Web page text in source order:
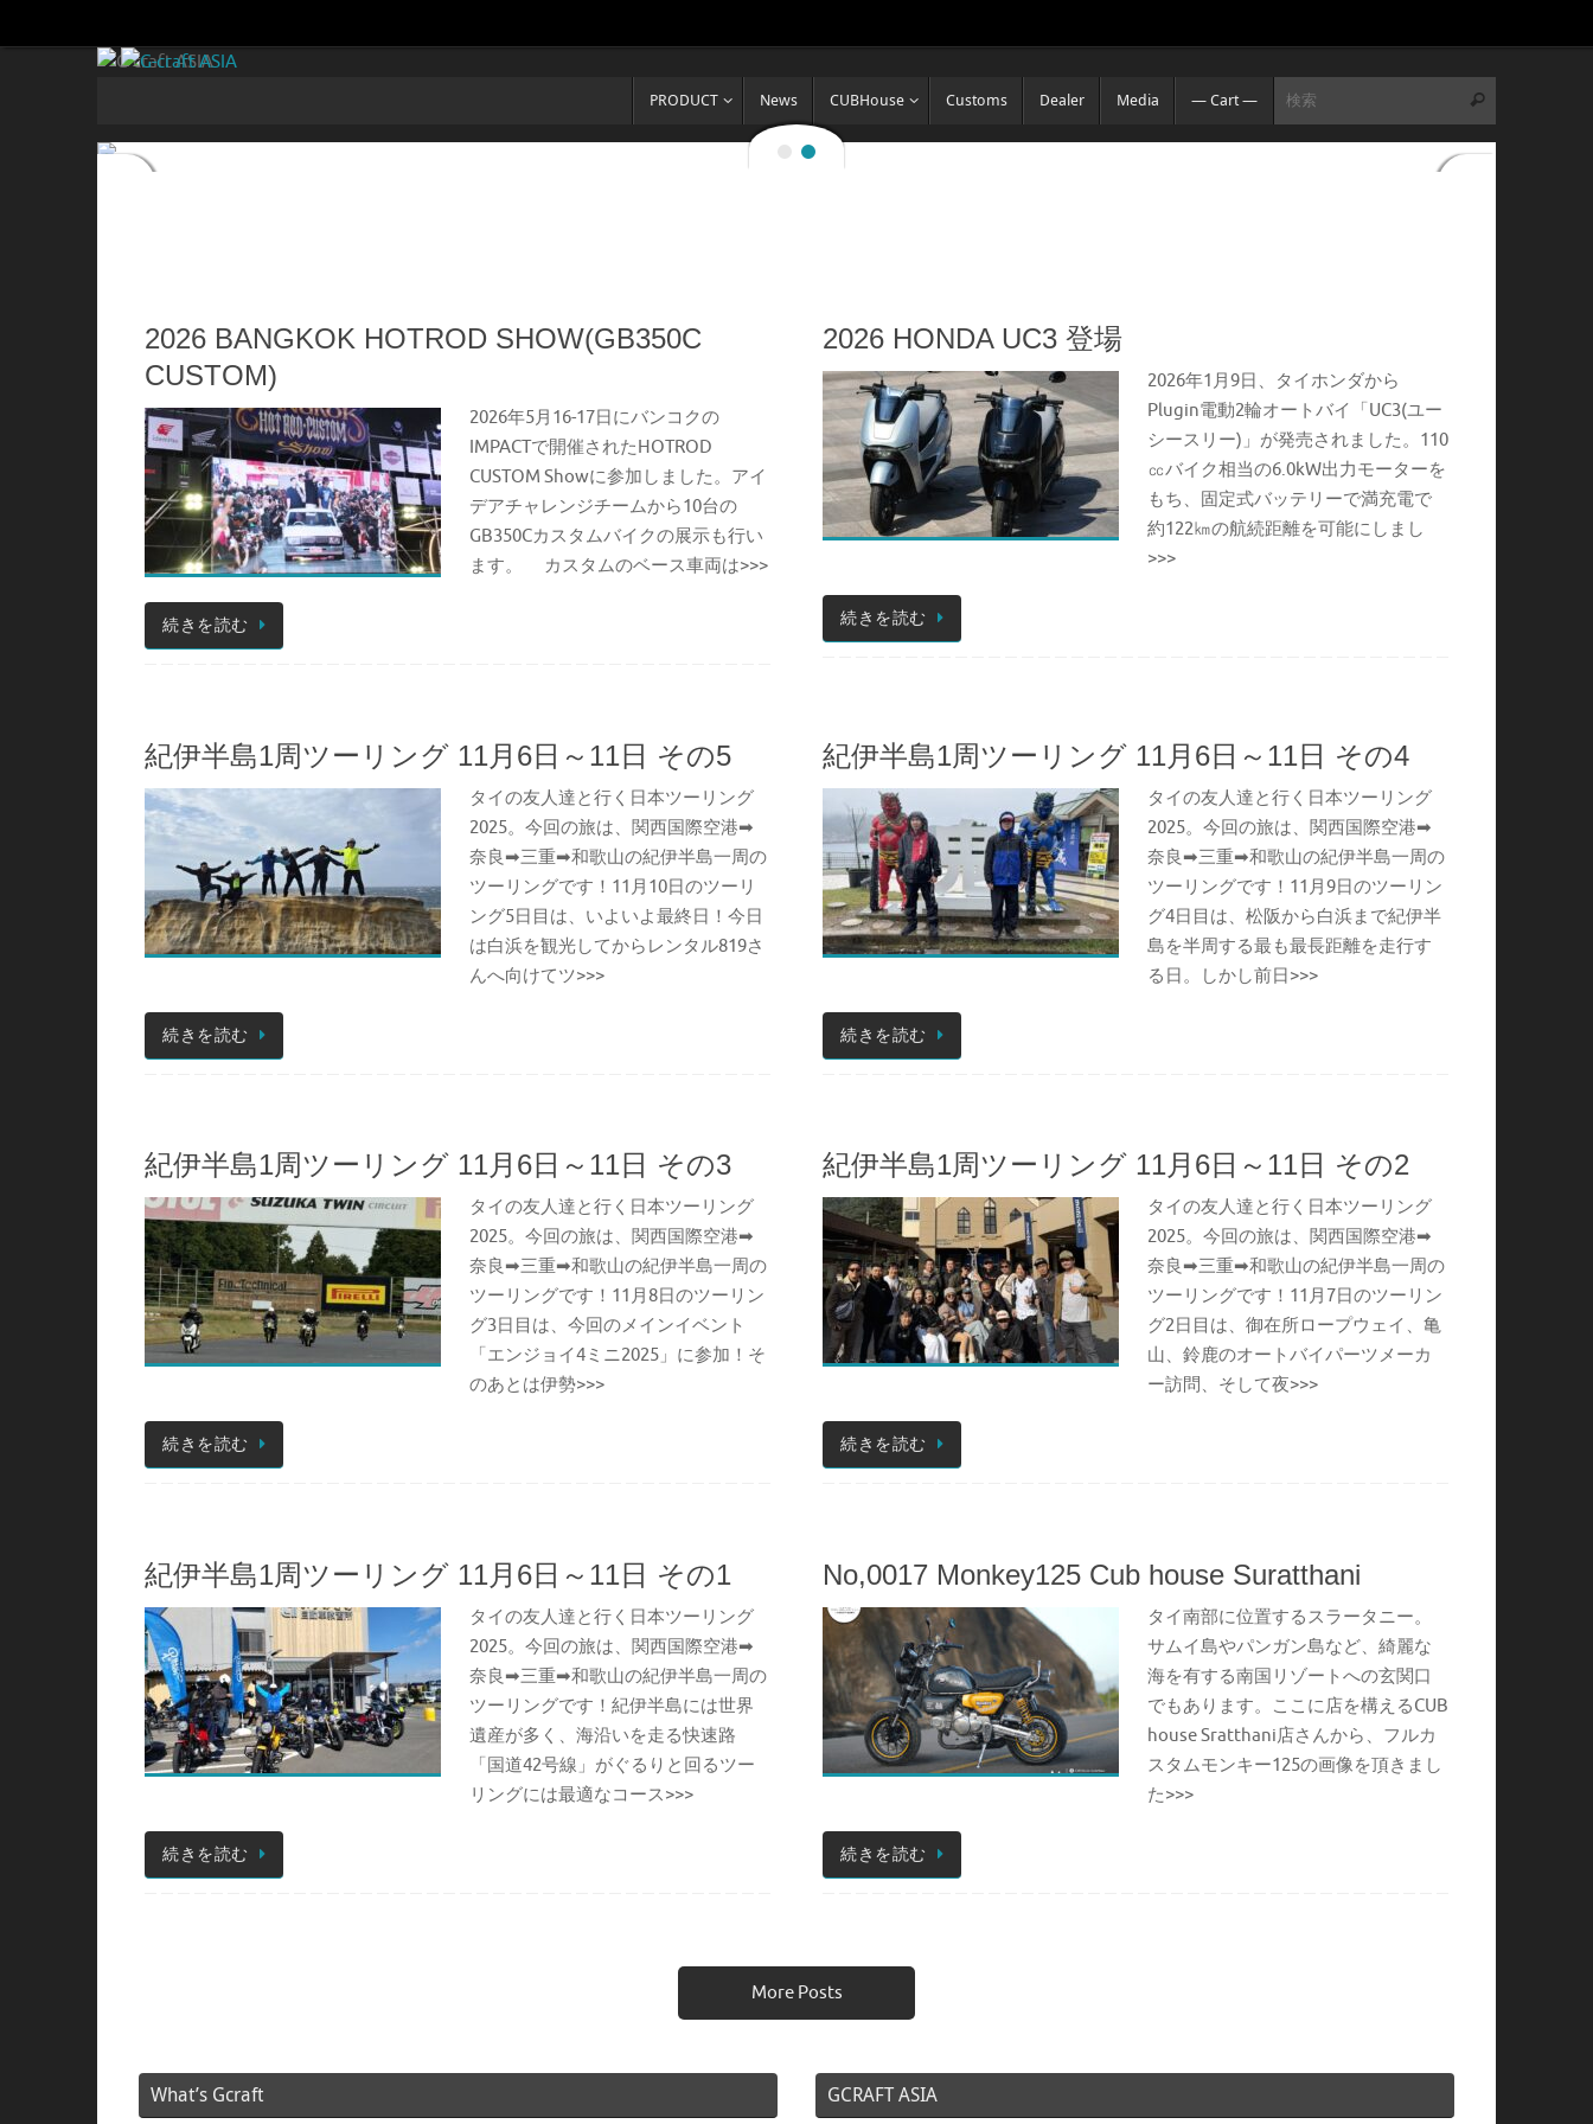
ン
テ
PRODUCT News CUBHouse Customs Dealer Media — Cart — 検索
2026 BANGKOK HOTROD SHOW(GB350C
CUSTOM)
2026年5月16-17日にバンコクの
IMPACTで開催されたHOTROD
CUSTOM Showに参加しました。アイ
デアチャレンジチームから10台の
GB350Cカスタムバイクの展示も行い
ます。 カスタムのベース車両は>>>
続きを読む
2026 HONDA UC3 登場
2026年1月9日、タイホンダから
Plugin電動2輪オートバイ「UC3(ユー
シースリー)」が発売されました。110
㏄バイク相当の6.0kW出力モーターを
もち、固定式バッテリーで満充電で
約122㎞の航続距離を可能にしまし
>>>
続きを読む
紀伊半島1周ツーリング 11月6日～11日 その5
タイの友人達と行く日本ツーリング
2025。今回の旅は、関西国際空港➡
奈良➡三重➡和歌山の紀伊半島一周の
ツーリングです！11月10日のツーリ
ング5日目は、いよいよ最終日！今日
は白浜を観光してからレンタル819さ
んへ向けてツ>>>
続きを読む
紀伊半島1周ツーリング 11月6日～11日 その4
タイの友人達と行く日本ツーリング
2025。今回の旅は、関西国際空港➡
奈良➡三重➡和歌山の紀伊半島一周の
ツーリングです！11月9日のツーリン
グ4日目は、松阪から白浜まで紀伊半
島を半周する最も最長距離を走行す
る日。しかし前日>>>
続きを読む
紀伊半島1周ツーリング 11月6日～11日 その3
タイの友人達と行く日本ツーリング
2025。今回の旅は、関西国際空港➡
奈良➡三重➡和歌山の紀伊半島一周の
ツーリングです！11月8日のツーリン
グ3日目は、今回のメインイベント
「エンジョイ4ミニ2025」に参加！そ
のあとは伊勢>>>
続きを読む
紀伊半島1周ツーリング 11月6日～11日 その2
タイの友人達と行く日本ツーリング
2025。今回の旅は、関西国際空港➡
奈良➡三重➡和歌山の紀伊半島一周の
ツーリングです！11月7日のツーリン
グ2日目は、御在所ロープウェイ、亀
山、鈴鹿のオートバイパーツメーカ
ー訪問、そして夜>>>
続きを読む
紀伊半島1周ツーリング 11月6日～11日 その1
タイの友人達と行く日本ツーリング
2025。今回の旅は、関西国際空港➡
奈良➡三重➡和歌山の紀伊半島一周の
ツーリングです！紀伊半島には世界
遺産が多く、海沿いを走る快速路
「国道42号線」がぐるりと回るツー
リングには最適なコース>>>
続きを読む
No,0017 Monkey125 Cub house Suratthani
タイ南部に位置するスラータニー。
サムイ島やパンガン島など、綺麗な
海を有する南国リゾートへの玄関口
でもあります。ここに店を構えるCUB
house Sratthani店さんから、フルカ
スタムモンキー125の画像を頂きまし
た>>>
続きを読む
More Posts
What’s Gcraft GCRAFT ASIA